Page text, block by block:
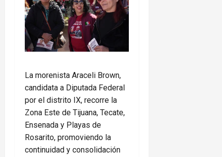
La morenista Araceli Brown,
candidata a Diputada Federal
por el distrito IX, recorre la
Zona Este de Tijuana, Tecate,
Ensenada y Playas de
Rosarito, promoviendo la
continuidad y consolidación